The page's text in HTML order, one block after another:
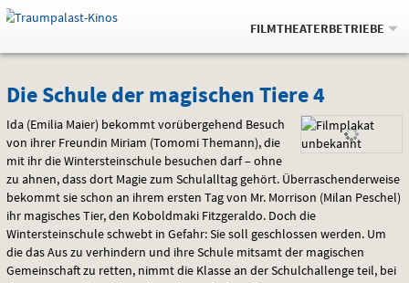
Springe
zum
,zum
.
Navigation
Service
Gehe
zur
Auswahl
FILMTHEATERBETRIEBE
Die
Schule
der
magischen
Tiere
4
Die Schule der magischen Tiere 4
Ida (Emilia Maier) bekommt vorübergehend Besuch
von ihrer Freundin Miriam (Tomomi Themann), die
mit ihr die Wintersteinschule besuchen darf – ohne
zu ahnen, dass dort Magie zum Schulalltag gehört. Überraschenderweise
bekommt sie schon an ihrem ersten Tag von Mr. Morrison (Milan Peschel)
ihr magisches Tier, den Koboldmaki Fitzgeraldo. Doch die
Wintersteinschule schwebt in Gefahr: Sie soll geschlossen werden. Um
die das Aus zu verhindern und ihre Schule mitsamt der magischen
Gemeinschaft zu retten, nimmt die Klasse an der Schulchallenge teil, bei